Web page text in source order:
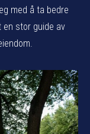
med å ta bedre
en stor guide av